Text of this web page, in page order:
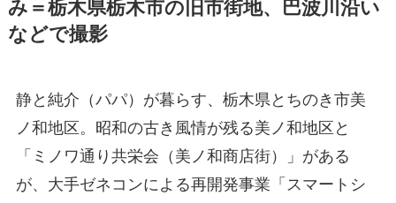
み＝栃木県栃木市の旧市街地、巴波川沿い
などで撮影
静と純介（パパ）が暮らす、栃木県とちのき市美
ノ和地区。昭和の古き風情が残る美ノ和地区と
「ミノワ通り共栄会（美ノ和商店街）」がある
が、大手ゼネコンによる再開発事業「スマートシ